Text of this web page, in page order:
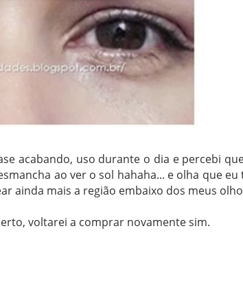
acabando, uso durante o dia e percebi
ao ver o sol hahaha... e olha que
ainda mais a região embaixo dos meus
voltarei a comprar novamente sim.